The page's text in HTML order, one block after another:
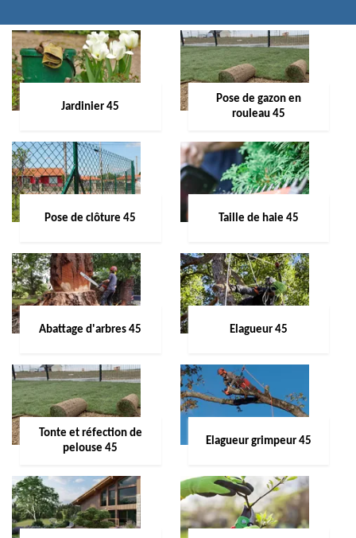
Jardinier 45
Pose de gazon en
rouleau 45
Pose de clôture 45 Taille de haie 45
Abattage d'arbres 45 Elagueur 45
Tonte et réfection de
pelouse 45
Elagueur grimpeur 45